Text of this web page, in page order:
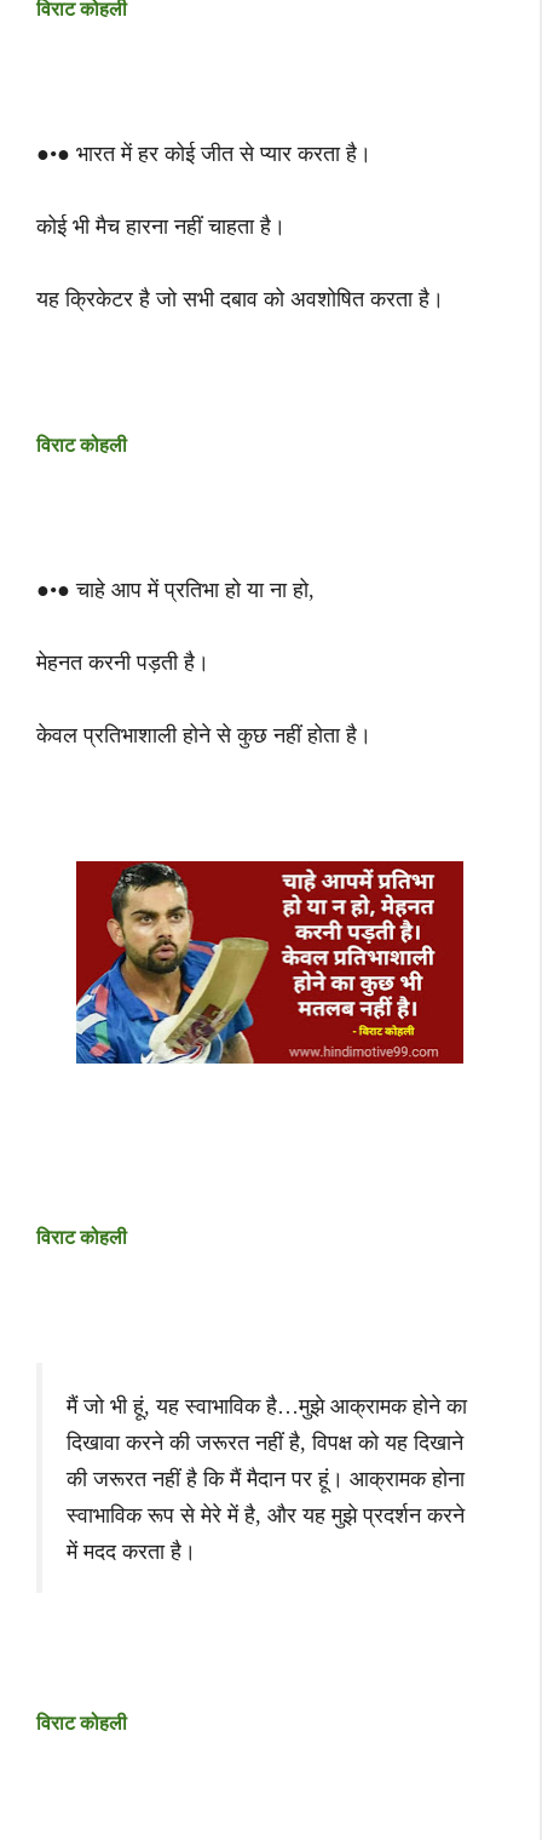
विराट कोहली
●•● भारत में हर कोई जीत से प्यार करता है।
कोई भी मैच हारना नहीं चाहता है।
यह क्रिकेटर है जो सभी दबाव को अवशोषित करता है।
विराट कोहली
●•● चाहे आप में प्रतिभा हो या ना हो,
मेहनत करनी पड़ती है।
केवल प्रतिभाशाली होने से कुछ नहीं होता है।
विराट कोहली
मैं जो भी हूं, यह स्वाभाविक है…मुझे आक्रामक होने का
दिखावा करने की जरूरत नहीं है, विपक्ष को यह दिखाने
की जरूरत नहीं है कि मैं मैदान पर हूं। आक्रामक होना
स्वाभाविक रूप से मेरे में है, और यह मुझे प्रदर्शन करने
में मदद करता है।
विराट कोहली